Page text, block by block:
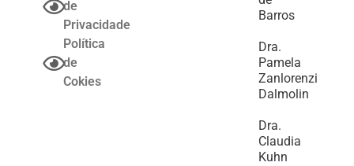
de
Privacidade
Política
de
Cokies
Barros
Dra.
Pamela
Zanlorenzi
Dalmolin
Dra.
Claudia
Kuhn